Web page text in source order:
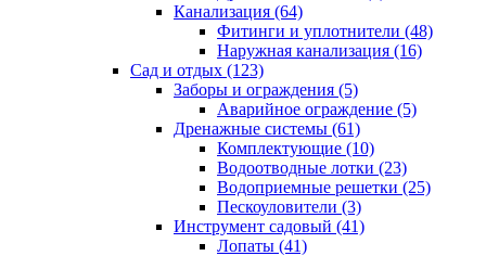
Канализация (64)
Фитинги и уплотнители (48)
Наружная канализация (16)
Сад и отдых (123)
Заборы и ограждения (5)
Аварийное ограждение (5)
Дренажные системы (61)
Комплектующие (10)
Водоотводные лотки (23)
Водоприемные решетки (25)
Пескоуловители (3)
Инструмент садовый (41)
Лопаты (41)